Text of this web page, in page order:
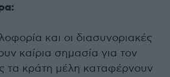
και οι διασυνοριακές
καίρια σημασία για τον
τα κράτη μέλη καταφέρνουν